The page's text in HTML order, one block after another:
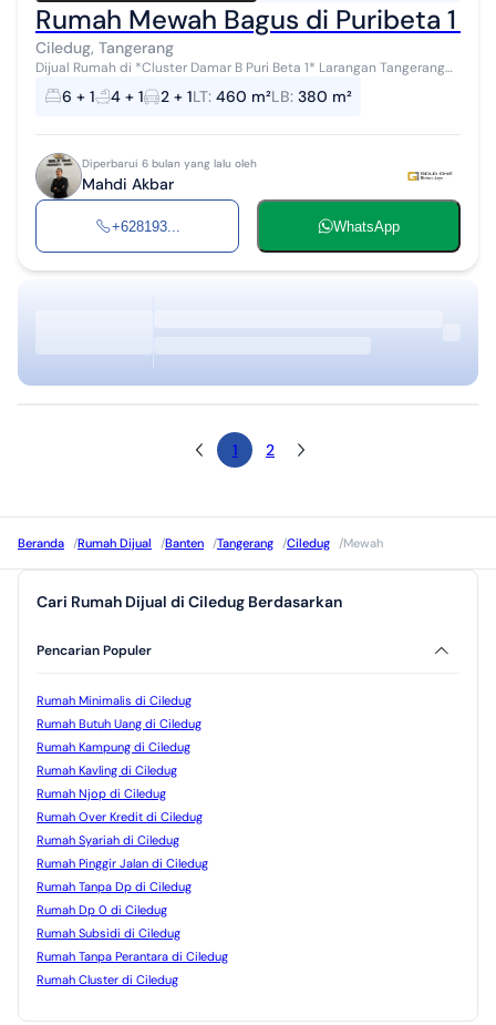
Rumah Mewah Bagus di Puribeta 1
Ciledug, Tangerang
Dijual Rumah di *Cluster Damar B Puri Beta 1* Larangan Tangerang
Lokasi strategis Dekat dengan Busway Puribeta Ciledug spesifikasi:
Full fur...
6 + 1 4 + 1 2 + 1LT: 460 m²LB: 380 m²
Diperbarui 6 bulan yang lalu oleh
Mahdi Akbar
+628193... WhatsApp
1 2
Beranda /Rumah Dijual /Banten /Tangerang /Ciledug /Mewah
Cari Rumah Dijual di Ciledug Berdasarkan
Pencarian Populer
Rumah Minimalis di Ciledug
Rumah Butuh Uang di Ciledug
Rumah Kampung di Ciledug
Rumah Kavling di Ciledug
Rumah Njop di Ciledug
Rumah Over Kredit di Ciledug
Rumah Syariah di Ciledug
Rumah Pinggir Jalan di Ciledug
Rumah Tanpa Dp di Ciledug
Rumah Dp 0 di Ciledug
Rumah Subsidi di Ciledug
Rumah Tanpa Perantara di Ciledug
Rumah Cluster di Ciledug